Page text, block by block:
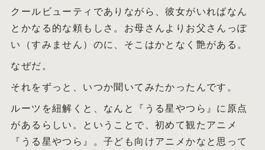
クールビューティでありながら、彼女がいればなん
とかなる的な頼もしさ。お母さんよりお父さんっぽ
い（すみません）のに、そこはかとなく艶がある。
なぜだ。
それをずっと、いつか聞いてみたかったんです。
ルーツを紐解くと、なんと『うる星やつら』に原点
があるらしい。ということで、初めて観たアニメ
『うる星やつら』。子ども向けアニメかなと思って